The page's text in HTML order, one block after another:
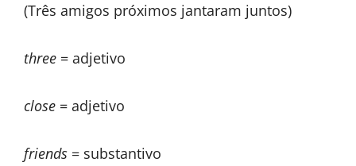
(Três amigos próximos jantaram juntos)
three = adjetivo
close = adjetivo
friends = substantivo